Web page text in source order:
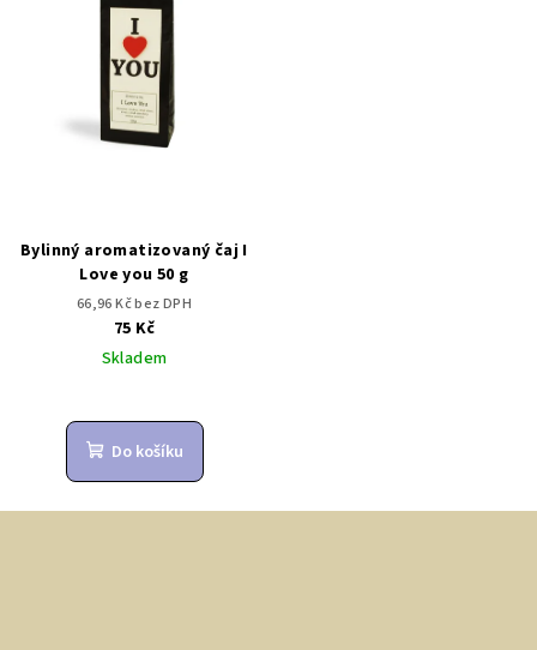
Bylinný aromatizovaný čaj I
Love you 50 g
66,96 Kč bez DPH
75 Kč
Skladem
Do košíku